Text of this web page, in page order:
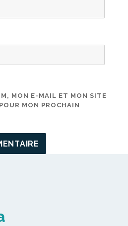
MON E-MAIL ET MON SITE
MON PROCHAIN